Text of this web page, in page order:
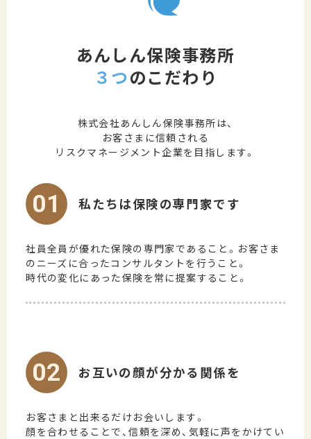
あんしん保険事務所
３つのこだわり
株式会社あんしん保険事務所は、
お客さまに信頼される
リスクマネージメント企業を目指します。
01 私たちは保険の専門家です
社員全員が優れた保険の専門家であること。お客さま
のニーズに合ったコンサルタントを行うこと。
時代の変化にあった保険を常に提案すること。
02 お互いの顔が分かる関係を
お客さまと出来るだけお会いします。
顔を合わせることで、信頼を深め、気軽に声をかけてい